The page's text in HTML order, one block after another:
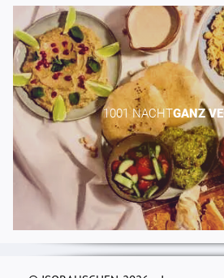
1001 NACHT​GANZ